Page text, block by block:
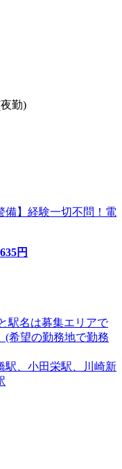
勤)
備】経験一切不問！電
円
駅名は募集エリアで
(希望の勤務地で勤務
駅、小田栄駅、川崎新